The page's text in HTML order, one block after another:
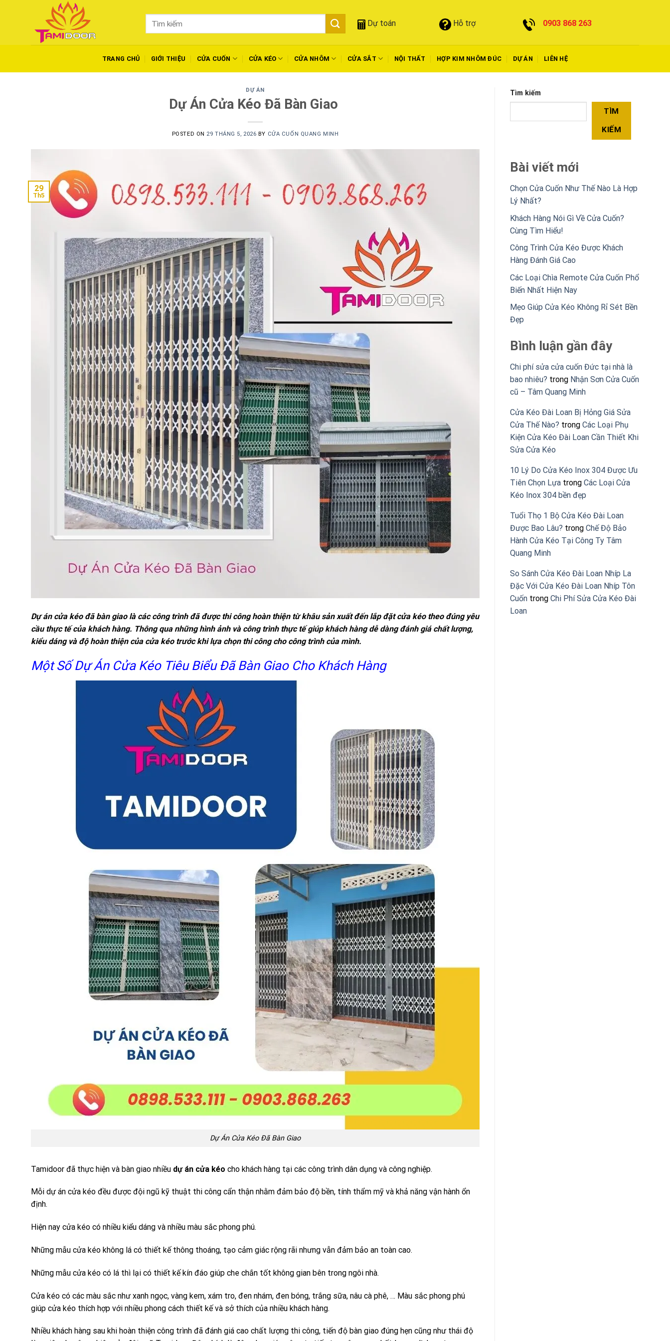
Tìm
Dự toán Hỗ trợ 0903 868 263
TRANG CHỦ GIỚI THIỆU CỬA CUỐN CỬA KÉO CỬA NHÔM CỬA SẮT NỘI THẤT HỢP KIM NHÔM ĐÚC DỰ ÁN LIÊN HỆ
DỰ ÁN
Dự Án Cửa Kéo Đã Bàn Giao
POSTED ON 29 THÁNG 5, 2026 BY CỬA CUỐN QUANG MINH
29
Th5
Dự án cửa kéo đã bàn giao là các công trình đã được thi công hoàn thiện từ khâu sản xuất đến lắp đặt cửa kéo theo đúng yêu
cầu thực tế của khách hàng. Thông qua những hình ảnh và công trình thực tế giúp khách hàng dễ dàng đánh giá chất lượng,
kiểu dáng và độ hoàn thiện của cửa kéo trước khi lựa chọn thi công cho công trình của mình.
Một Số Dự Án Cửa Kéo Tiêu Biểu Đã Bàn Giao Cho Khách Hàng
Dự Án Cửa Kéo Đã Bàn Giao
Tamidoor đã thực hiện và bàn giao nhiều dự án cửa kéo cho khách hàng tại các công trình dân dụng và công nghiệp.
Mỗi dự án cửa kéo đều được đội ngũ kỹ thuật thi công cẩn thận nhằm đảm bảo độ bền, tính thẩm mỹ và khả năng vận hành ổn
định.
Hiện nay cửa kéo có nhiều kiểu dáng và nhiều màu sắc phong phú.
Những mẫu cửa kéo không lá có thiết kế thông thoáng, tạo cảm giác rộng rãi nhưng vẫn đảm bảo an toàn cao.
Những mẫu cửa kéo có lá thì lại có thiết kế kín đáo giúp che chắn tốt không gian bên trong ngôi nhà.
Cửa kéo có các màu sắc như xanh ngọc, vàng kem, xám tro, đen nhám, đen bóng, trắng sữa, nâu cà phê, … Màu sắc phong phú
giúp cửa kéo thích hợp với nhiều phong cách thiết kế và sở thích của nhiều khách hàng.
Nhiều khách hàng sau khi hoàn thiện công trình đã đánh giá cao chất lượng thi công, tiến độ bàn giao đúng hẹn cũng như thái độ
Tìm kiếm
TÌM
KIẾM
Bài viết mới
Chọn Cửa Cuốn Như Thế Nào Là Hợp
Lý Nhất?
Khách Hàng Nói Gì Về Cửa Cuốn?
Cùng Tìm Hiểu!
Công Trình Cửa Kéo Được Khách
Hàng Đánh Giá Cao
Các Loại Chìa Remote Cửa Cuốn Phổ
Biến Nhất Hiện Nay
Mẹo Giúp Cửa Kéo Không Rỉ Sét Bền
Đẹp
Bình luận gần đây
Chi phí sửa cửa cuốn Đức tại nhà là
bao nhiêu? trong Nhận Sơn Cửa Cuốn
cũ – Tâm Quang Minh
Cửa Kéo Đài Loan Bị Hỏng Giá Sửa
Cửa Thế Nào? trong Các Loại Phụ
Kiện Cửa Kéo Đài Loan Cần Thiết Khi
Sửa Cửa Kéo
10 Lý Do Cửa Kéo Inox 304 Được Ưu
Tiên Chọn Lựa trong Các Loại Cửa
Kéo Inox 304 bền đẹp
Tuổi Thọ 1 Bộ Cửa Kéo Đài Loan
Được Bao Lâu? trong Chế Độ Bảo
Hành Cửa Kéo Tại Công Ty Tâm
Quang Minh
So Sánh Cửa Kéo Đài Loan Nhíp La
Đặc Với Cửa Kéo Đài Loan Nhíp Tôn
Cuốn trong Chi Phí Sửa Cửa Kéo Đài
Loan